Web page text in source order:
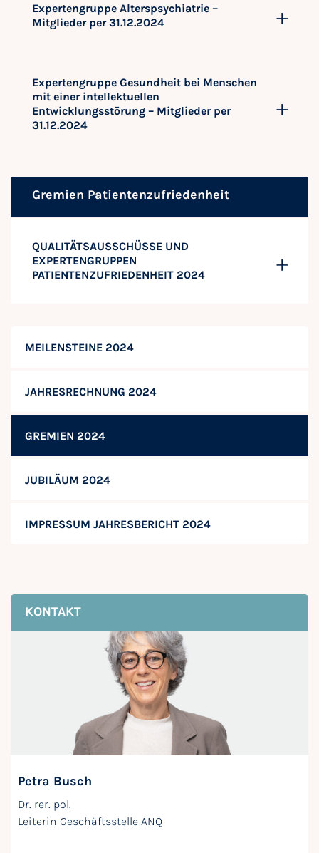
MEILENSTEINE 2024
JAHRESRECHNUNG 2024
GREMIEN 2024
JUBILÄUM 2024
IMPRESSUM JAHRESBERICHT 2024
KONTAKT
Petra Busch
Dr. rer. pol.
Leiterin Geschäftsstelle ANQ
Expertengruppe Alterspsychiatrie –
Mitglieder per 31.12.2024
Expertengruppe Gesundheit bei Menschen
mit einer intellektuellen
Entwicklungsstörung – Mitglieder per
31.12.2024
Gremien Patientenzufriedenheit
QUALITÄTSAUSSCHÜSSE UND
EXPERTENGRUPPEN
PATIENTENZUFRIEDENHEIT 2024